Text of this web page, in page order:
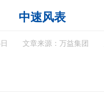
中速风表
文章来源：万益集团